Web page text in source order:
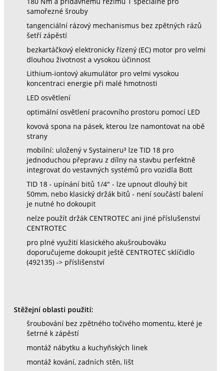
samořezné šrouby
tangenciální rázový mechanismus bez zpětných rázů
šetří zápěstí
bezkartáčkový elektronicky řízený (EC) motor pro velmi
dlouhou životnost a vysokou účinnost
Lithium-iontový akumulátor pro velmi vysokou
koncentraci energie při malé hmotnosti
LED osvětlení
optimální osvětlení pracovního prostoru pomocí LED
kovová spona na pásek, kterou lze namontovat na obě
strany
mobilní: uložený v Systaineru³ lze TID 18 pro
jednoduchou přepravu z dílny na stavbu perfektně
integrovat do vestavných systémů pro vozidla Bott
TID 18 - upínání bitů 1/4" - lze upnout dlouhý bit
50mm, nebo klasický držák bitů - není součástí balení
je nutné ho dokoupit
nelze použít držák CENTROTEC ani jiné příslušenství
CENTROTEC
pro plné využití klasického akušroubováku
doporučujeme dokoupit ještě CENTROTEC sklíčidlo
(492135) -> příslišenství
Stěžejní oblasti použití:
šroubování bez zpětného točivého momentu, které je
šetrné k zápěstí
montáž nábytku a kuchyňských linek
montáž kování, zadních stěn, lišt